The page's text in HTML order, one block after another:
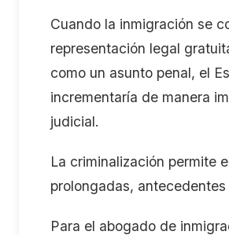
Cuando la inmigración se
representación legal
como un asunto penal, el
incrementaría de manera
judicial.
La criminalización permite
prolongadas,
Para el abogado de